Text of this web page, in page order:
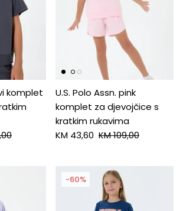
komplet
U.S. Polo Assn. pink
komplet za djevojčice s
kratkim rukavima
KM 43,60 KM 109,00
-60%